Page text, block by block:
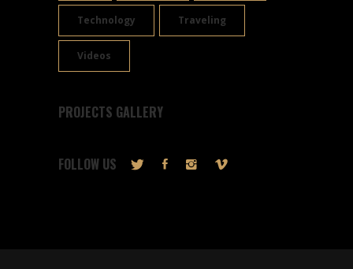
Technology Traveling
Videos
PROJECTS GALLERY
FOLLOW US